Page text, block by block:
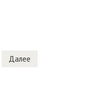
Далее